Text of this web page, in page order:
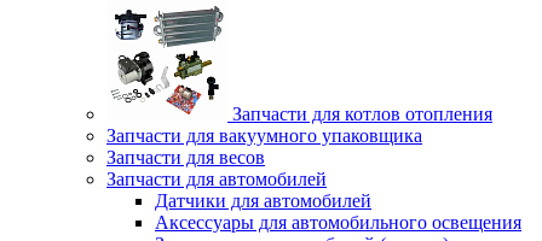
Запчасти для котлов отопления
Запчасти для вакуумного упаковщика
Запчасти для весов
Запчасти для автомобилей
Датчики для автомобилей
Аксессуары для автомобильного освещения